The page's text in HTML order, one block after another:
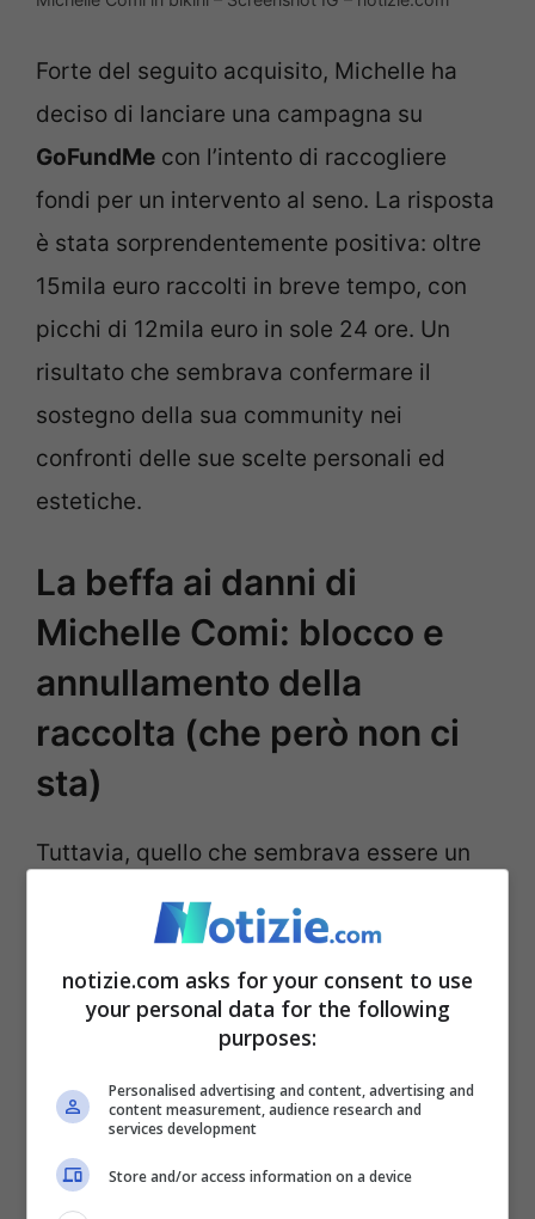
Forte del seguito acquisito, Michelle ha
deciso di lanciare una campagna su
GoFundMe con l’intento di raccogliere
fondi per un intervento al seno. La risposta
è stata sorprendentemente positiva: oltre
15mila euro raccolti in breve tempo, con
picchi di 12mila euro in sole 24 ore. Un
risultato che sembrava confermare il
sostegno della sua community nei
confronti delle sue scelte personali ed
estetiche.
La beffa ai danni di
Michelle Comi: blocco e
annullamento della
raccolta (che però non ci
sta)
Tuttavia, quello che sembrava essere un
trionfo si è trasformato in una cocente
delusione. A causa delle numerose
segnalazioni ricevute da GoFundMe
relative alla natura della campagna, la
successivamente annullare tutta la
raccolta fondi avviata da Comi. I soldi così
faticosamente raccolti sono stati restituiti
notizie.com asks for your consent to use
your personal data for the following
purposes:
Personalised advertising and content, advertising and
content measurement, audience research and
services development
Store and/or access information on a device